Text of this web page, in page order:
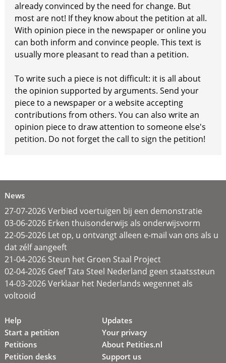
already convinced by the need for change. But
most are not! If they know about the petition at all.
With opinion piece in the newspaper or online you
can both inform and convince people. This text is
usually more pleasant to read than a petition.
To write such a piece is not difficult: it is all about
the opinion supported by arguments. Send your
piece to a newspaper or a website accepting
contributions from others. You can also write an
opinion piece to draw attention to someone else's
petition. Do not forget the call to sign the petition!
News
27-07-2026 Verbied voertuigen bij een demonstratie
03-06-2026 Erken thuisonderwijs als onderwijsvorm
22-05-2026 Let op, u ontvangt alleen e-mail van ons als u
dat zélf aangeeft
21-04-2026 Steun het Groen Staal Project
02-04-2026 Geef Tata Steel Nederland geen staatssteun
14-03-2026 Verklaar het Nederlands wegennet als
voltooid
Help
Start a petition
Petitions
Petition desks
Updates
Your privacy
About Petities.nl
Support us